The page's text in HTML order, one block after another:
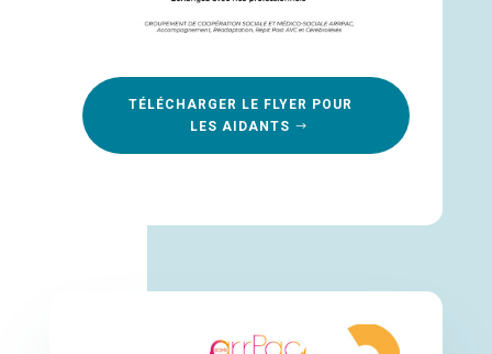
TÉLÉCHARGER LE FLYER POUR
LES AIDANTS